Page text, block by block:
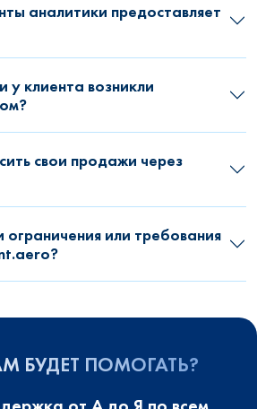
аналитики предоставляет
у клиента возникли
свои продажи через
или требования
БУДЕТ ПОМОГАТЬ?